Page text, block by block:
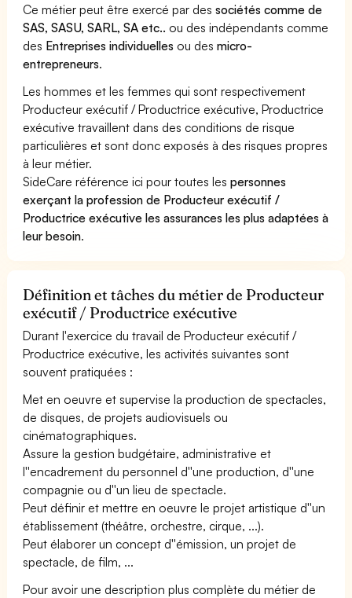
Ce métier peut être exercé par dessociétés comme de
SAS, SASU, SARL, SA etc.. ou des indépendants comme
des Entreprises individuelles ou desmicro-
entrepreneurs.
Les hommes et les femmes qui sont respectivement
Producteur exécutif / Productrice exécutive, Productrice
exécutive travaillent dans des conditions de risque
particulières et sont donc exposés à des risques propres
à leur métier.
SideCare référence ici pour toutes lespersonnes
exerçant la profession de Producteur exécutif /
Productrice exécutive les assurances les plus adaptées à
leur besoin.
Définition et tâches du métier de Producteur
exécutif / Productrice exécutive
Durant l'exercice du travail de Producteur exécutif /
Productrice exécutive, les activités suivantes sont
souvent pratiquées :
Met en oeuvre et supervise la production de spectacles,
de disques, de projets audiovisuels ou
cinématographiques.
Assure la gestion budgétaire, administrative et
l''encadrement du personnel d''une production, d''une
compagnie ou d''un lieu de spectacle.
Peut définir et mettre en oeuvre le projet artistique d''un
établissement (théâtre, orchestre, cirque, ...).
Peut élaborer un concept d''émission, un projet de
spectacle, de film, ...
Pour avoir une description plus complète du métier de